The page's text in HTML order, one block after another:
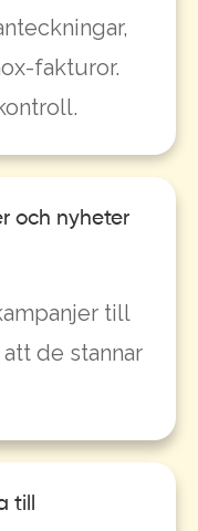
fakturor.
och nyheter
till
de stannar
till